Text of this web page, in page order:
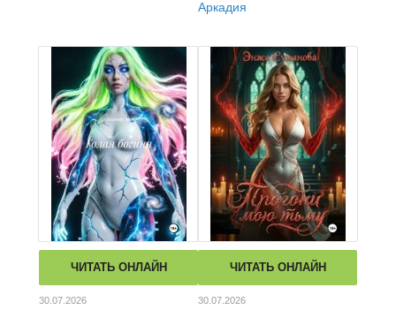
Аркадия
ЧИТАТЬ ОНЛАЙН
30.07.2026
ЧИТАТЬ ОНЛАЙН
30.07.2026